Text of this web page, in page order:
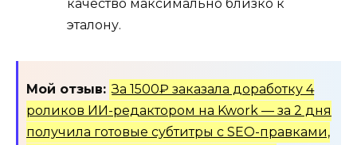
качество максимально близко к
эталону.
Мой отзыв: За 1500₽ заказала доработку 4
роликов ИИ-редактором на Kwork — за 2 дня
получила готовые субтитры с SEO-правками,